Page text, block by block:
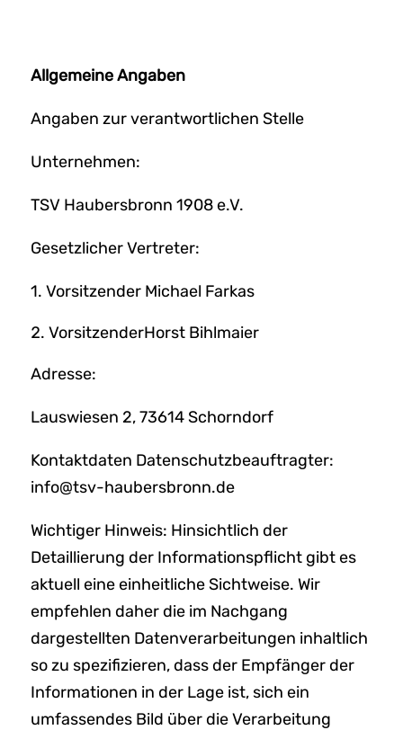
Allgemeine Angaben
Angaben zur verantwortlichen Stelle
Unternehmen:
TSV Haubersbronn 1908 e.V.
Gesetzlicher Vertreter:
1. Vorsitzender Michael Farkas
VorsitzenderHorst Bihlmaier
Adresse:
Lauswiesen 2, 73614 Schorndorf
Kontaktdaten Datenschutzbeauftragter:
info@tsv-haubersbronn.de
Wichtiger Hinweis: Hinsichtlich der
Detaillierung der Informationspflicht gibt es
aktuell eine einheitliche Sichtweise. Wir
empfehlen daher die im Nachgang
dargestellten Datenverarbeitungen inhaltlich
so zu spezifizieren, dass der Empfänger der
Informationen in der Lage ist, sich ein
umfassendes Bild über die Verarbeitung